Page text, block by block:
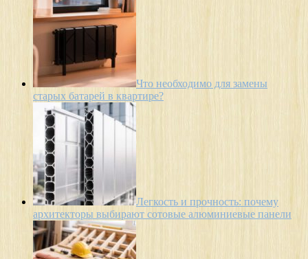
Что необходимо для замены
старых батарей в квартире?
Легкость и прочность: почему
архитекторы выбирают сотовые алюминиевые панели